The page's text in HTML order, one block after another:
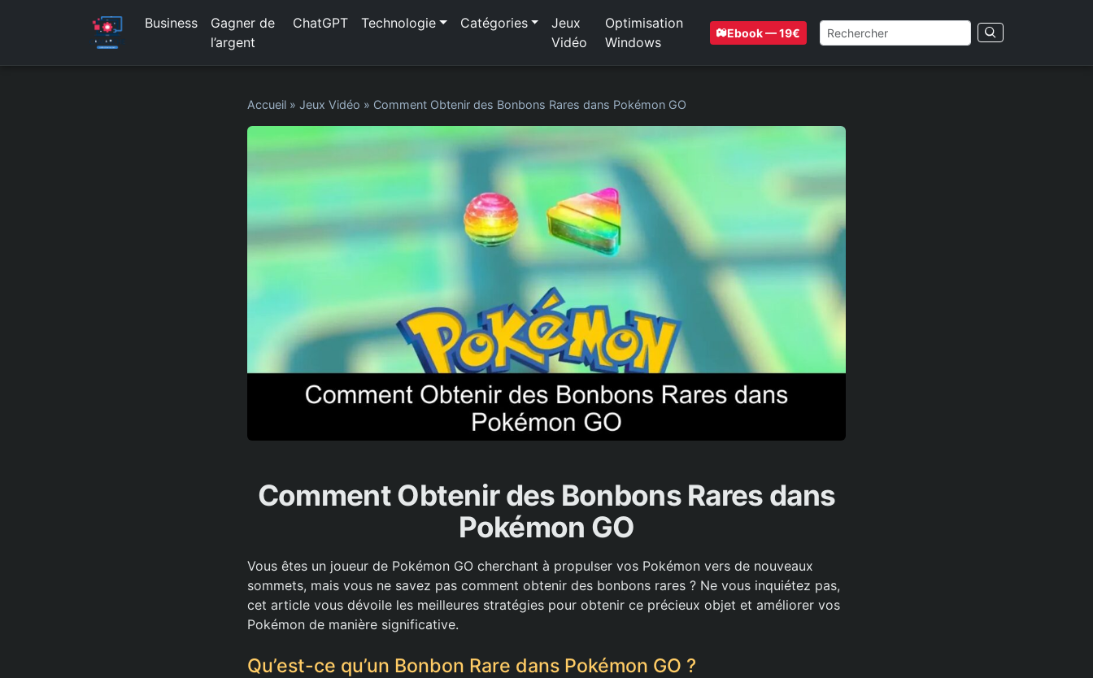
Business
Gagner de
l’argent
ChatGPT Technologie Catégories
Jeux
Vidéo
Optimisation
Windows
Ebook — 19€
Accueil » Jeux Vidéo » Comment Obtenir des Bonbons Rares dans Pokémon GO
Comment Obtenir des Bonbons Rares dans
Pokémon GO
Vous êtes un joueur de Pokémon GO cherchant à propulser vos Pokémon vers de nouveaux
sommets, mais vous ne savez pas comment obtenir des bonbons rares ? Ne vous inquiétez pas,
cet article vous dévoile les meilleures stratégies pour obtenir ce précieux objet et améliorer vos
Pokémon de manière significative.
Qu’est-ce qu’un Bonbon Rare dans Pokémon GO ?